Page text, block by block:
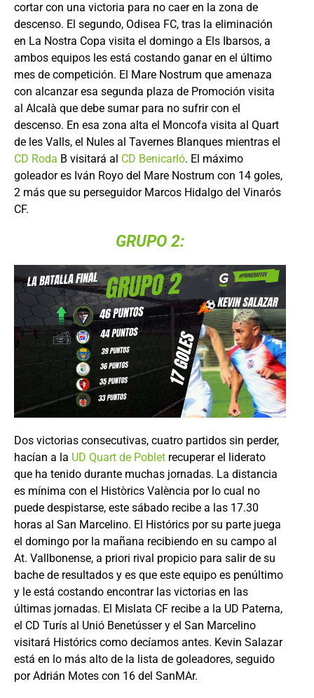
cortar con una victoria para no caer en la zona de
descenso. El segundo, Odisea FC, tras la eliminación
en La Nostra Copa visita el domingo a Els Ibarsos, a
ambos equipos les está costando ganar en el último
mes de competición. El Mare Nostrum que amenaza
con alcanzar esa segunda plaza de Promoción visita
al Alcalà que debe sumar para no sufrir con el
descenso. En esa zona alta el Moncofa visita al Quart
de les Valls, el Nules al Tavernes Blanques mientras el
CD Roda B visitará al CD Benicarló. El máximo
goleador es Iván Royo del Mare Nostrum con 14 goles,
2 más que su perseguidor Marcos Hidalgo del Vinarós
CF.
GRUPO 2:
Dos victorias consecutivas, cuatro partidos sin perder,
hacían a la UD Quart de Poblet recuperar el liderato
que ha tenido durante muchas jornadas. La distancia
es mínima con el Històrics València por lo cual no
puede despistarse, este sábado recibe a las 17.30
horas al San Marcelino. El Histórics por su parte juega
el domingo por la mañana recibiendo en su campo al
At. Vallbonense, a priori rival propicio para salir de su
bache de resultados y es que este equipo es penúltimo
y le está costando encontrar las victorias en las
últimas jornadas. El Mislata CF recibe a la UD Paterna,
el CD Turís al Unió Benetússer y el San Marcelino
visitará Histórics como decíamos antes. Kevin Salazar
está en lo más alto de la lista de goleadores, seguido
por Adrián Motes con 16 del SanMAr.